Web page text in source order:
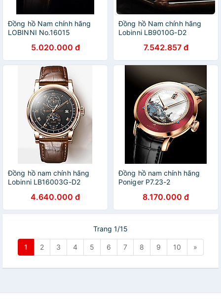
Đồng hồ Nam chính hãng
LOBINNI No.16015
5.020.000 đ
Đồng hồ Nam chính hãng
Lobinni LB9010G-D2
7.542.857 đ
Đồng hồ nam chính hãng
Lobinni LB16003G-D2
4.640.000 đ
Đồng hồ nam chính hãng
Poniger P7.23-2
8.170.000 đ
Trang 1/15
1 2 3 4 5 6 7 8 9 10 »